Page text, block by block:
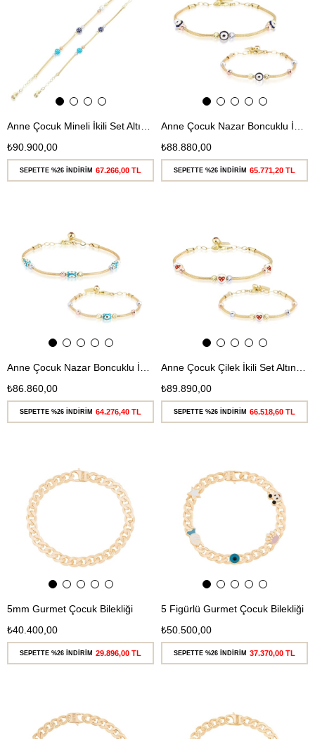
₺90.900,00
SEPETTE %26 İNDİRİM 67.266,00 TL
₺88.880,00
SEPETTE %26 İNDİRİM 65.771,20 TL
₺86.860,00
SEPETTE %26 İNDİRİM 64.276,40 TL
₺89.890,00
SEPETTE %26 İNDİRİM 66.518,60 TL
5mm Gurmet Çocuk Bilekliği
₺40.400,00
SEPETTE %26 İNDİRİM 29.896,00 TL
5 Figürlü Gurmet Çocuk Bilekliği
₺50.500,00
SEPETTE %26 İNDİRİM 37.370,00 TL